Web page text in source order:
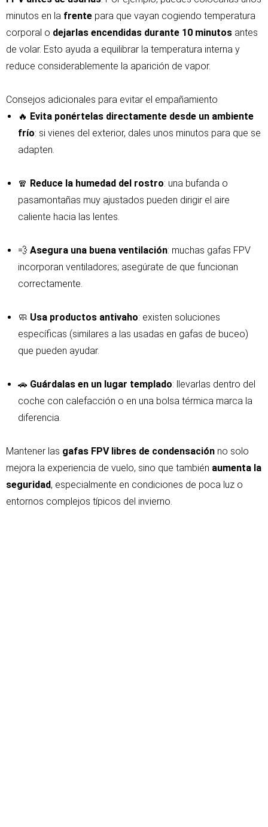
minutos en la frente para que vayan cogiendo temperatura
corporal o dejarlas encendidas durante 10 minutos antes
de volar. Esto ayuda a equilibrar la temperatura interna y
reduce considerablemente la aparición de vapor.
Consejos adicionales para evitar el empañamiento
🔥 Evita ponértelas directamente desde un ambiente
frío: si vienes del exterior, dales unos minutos para que se
adapten.
🧣 Reduce la humedad del rostro: una bufanda o
pasamontañas muy ajustados pueden dirigir el aire
caliente hacia las lentes.
💨 Asegura una buena ventilación: muchas gafas FPV
incorporan ventiladores; asegúrate de que funcionan
correctamente.
🧼 Usa productos antivaho: existen soluciones
específicas (similares a las usadas en gafas de buceo)
que pueden ayudar.
🚗 Guárdalas en un lugar templado: llevarlas dentro del
coche con calefacción o en una bolsa térmica marca la
diferencia.
Mantener las gafas FPV libres de condensación no solo
mejora la experiencia de vuelo, sino que también aumenta la
seguridad, especialmente en condiciones de poca luz o
entornos complejos típicos del invierno.